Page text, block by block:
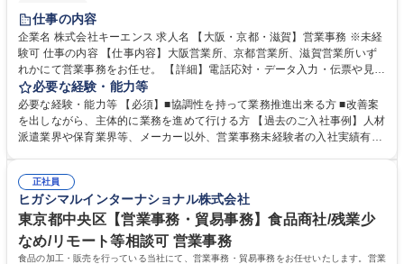
土日祝休み
仕事の内容
企業名 株式会社キーエンス 求人名 【大阪・京都・滋賀】営業事務 ※未経
験可 仕事の内容 【仕事内容】大阪営業所、京都営業所、滋賀営業所いず
れかにて営業事務をお任せ。 【詳細】電話応対・データ入力・伝票や見積
の作成・カタログ送付・来客対応・営業所内で発生する事務業務や業務改
善をお任せ。 【教育制度】ご入社後、育成担当とペアになりながらOJTに
て業務を覚えていただくことが可能です。業務システムがきちんと構築さ
れているため、スムーズに仕事に慣れることができる環境です。また、
募集職種 【大阪・京都・滋賀】営業事務 ※未経験可
必要な経験・能力等
必要な経験・能力等 【必須】■協調性を持って業務推進出来る方 ■改善案
を出しながら、主体的に業務を進めて行ける方 【過去のご入社事例】人材
派遣業界や保育業界等、メーカー以外、営業事務未経験者の入社実績有
えて、お客様や社員の状況に合わせ、能動的なサポート、改善の動きも期
待され。組織を支えるスペシャリストとして、チームに貢献し、結果的に
社員から頼られる存在になることができます。平均19:30の退勤以降の業
務の持ち帰りも禁止されており、メリハリのある働き方となります。 学
歴・資格 学歴：大学院 大学 高専 短大 語学力： 資格：
正社員
ヒガシマルインターナショナル株式会社
東京都中央区【営業事務・貿易事務】食品商社/残業少
なめ/リモート等相談可 営業事務
食品の加工・販売を行っている当社にて、営業事務・貿易事務をお任せいたします。営業